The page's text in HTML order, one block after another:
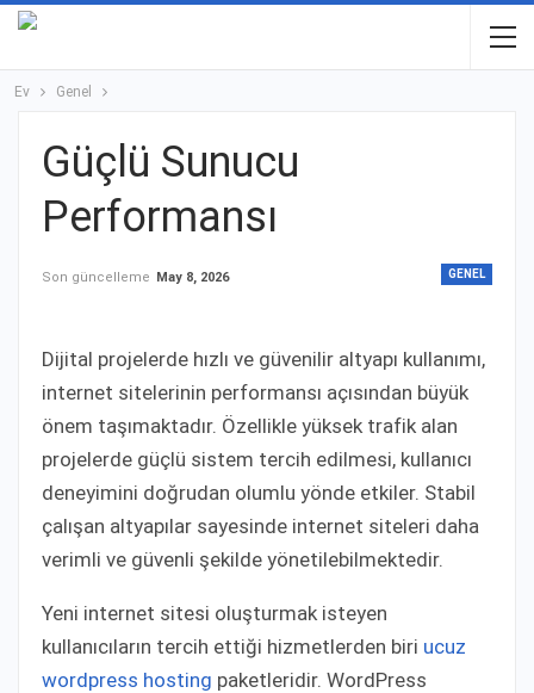
Ev Genel
Güçlü Sunucu
Performansı
GENEL
Son güncelleme May 8, 2026
Dijital projelerde hızlı ve güvenilir altyapı kullanımı,
internet sitelerinin performansı açısından büyük
önem taşımaktadır. Özellikle yüksek trafik alan
projelerde güçlü sistem tercih edilmesi, kullanıcı
deneyimini doğrudan olumlu yönde etkiler. Stabil
çalışan altyapılar sayesinde internet siteleri daha
verimli ve güvenli şekilde yönetilebilmektedir.
Yeni internet sitesi oluşturmak isteyen
kullanıcıların tercih ettiği hizmetlerden biri ucuz
wordpress hosting paketleridir. WordPress